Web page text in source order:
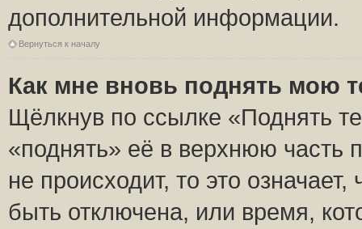
дополнительной информации.
Вернуться к началу
Как мне вновь поднять мою
Щёлкнув по ссылке «Поднять
«поднять» её в верхнюю часть
не происходит, то это
быть отключена, или время,